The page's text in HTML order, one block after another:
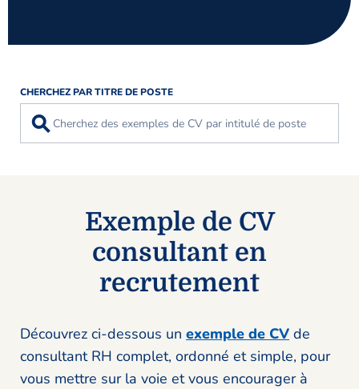
CHERCHEZ PAR TITRE DE POSTE
⚲
Exemple de CV
consultant en
recrutement
Découvrez ci-dessous un exemple de CV de
consultant RH complet, ordonné et simple, pour
vous mettre sur la voie et vous encourager à